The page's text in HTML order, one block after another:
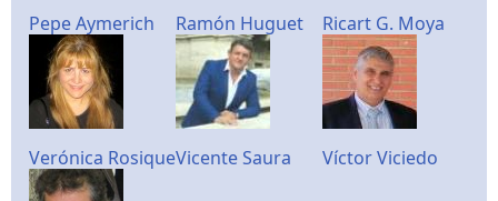
Pepe Aymerich Ramón Huguet Ricart G. Moya
Verónica RosiqueVicente Saura Víctor Viciedo